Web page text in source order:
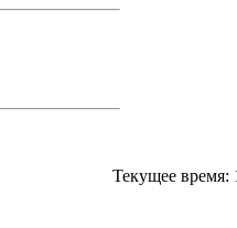
Текущее время: